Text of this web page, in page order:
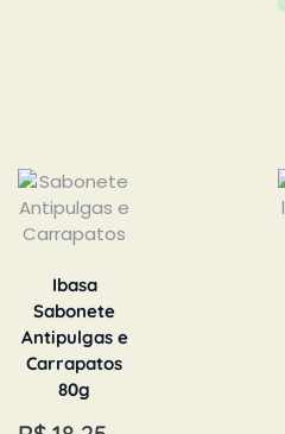
Ibasa
Sabonete
Antipulgas e
Carrapatos
80g